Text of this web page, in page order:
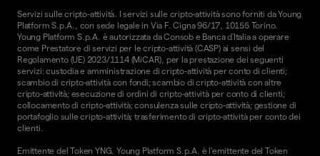
Servizi sulle cripto-attività. I servizi sulle cripto-attività sono forniti da Young
Platform S.p.A., con sede legale in Via F. Cigna 96/17, 10155 Torino.
Young Platform S.p.A. è autorizzata da Consob e Banca d'Italia a operare
come Prestatore di servizi per le cripto-attività (CASP) ai sensi del
Regolamento (UE) 2023/1114 (MiCAR), per la prestazione dei seguenti
servizi: custodia e amministrazione di cripto-attività per conto di clienti;
scambio di cripto-attività con fondi; scambio di cripto-attività con altre
cripto-attività; esecuzione di ordini di cripto-attività per conto di clienti;
collocamento di cripto-attività; consulenza sulle cripto-attività; gestione di
portafoglio sulle cripto-attività; trasferimento di cripto-attività per conto dei
clienti.
Emittente del Token YNG. Young Platform S.p.A. è l'emittente del Token